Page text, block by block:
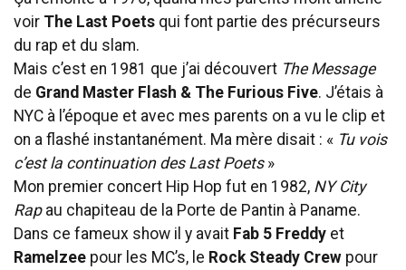
voir The Last Poets qui font partie des précurseurs
du rap et du slam.
Mais c’est en 1981 que j’ai découvert The Message
de Grand Master Flash & The Furious Five. J’étais à
NYC à l’époque et avec mes parents on a vu le clip et
on a flashé instantanément. Ma mère disait : « Tu vois
c’est la continuation des Last Poets»
Mon premier concert Hip Hop fut en 1982, NY City
Rapau chapiteau de la Porte de Pantin à Paname.
Dans ce fameux show il y avait Fab 5 Freddy et
Ramelzee pour les MC’s, le Rock Steady Crew pour